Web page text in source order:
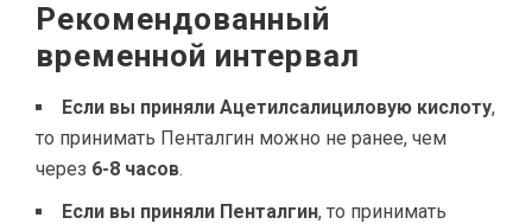
Рекомендованный
временной интервал
Если вы приняли Ацетилсалициловую кислоту,
то принимать Пенталгин можно не ранее, чем
через 6-8 часов.
Если вы приняли Пенталгин, то принимать